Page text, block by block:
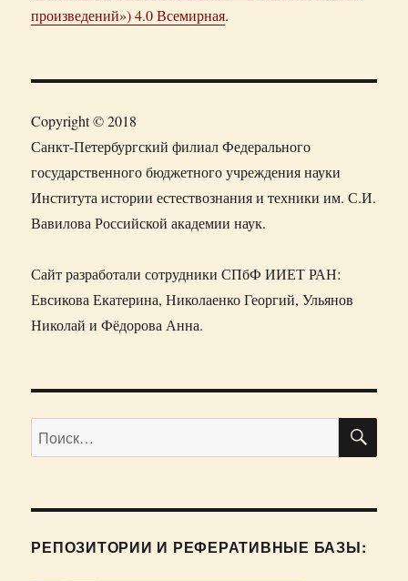
произведений») 4.0 Всемирная.
Copyright © 2018
Санкт-Петербургский филиал Федерального
государственного бюджетного учреждения науки
Института истории естествознания и техники им. С.И.
Вавилова Российской академии наук.
Сайт разработали сотрудники СПбФ ИИЕТ РАН:
Евсикова Екатерина, Николаенко Георгий, Ульянов
Николай и Фёдорова Анна.
Искать:
РЕПОЗИТОРИИ И РЕФЕРАТИВНЫЕ БАЗЫ: